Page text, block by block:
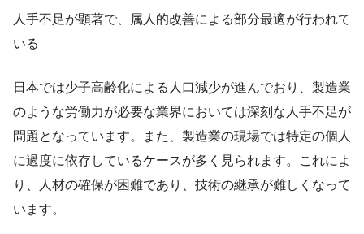
人手不足が顕著で、属人的改善による部分最適が行われて
いる
日本では少子高齢化による人口減少が進んでおり、製造業
のような労働力が必要な業界においては深刻な人手不足が
問題となっています。また、製造業の現場では特定の個人
に過度に依存しているケースが多く見られます。これによ
り、人材の確保が困難であり、技術の継承が難しくなって
います。